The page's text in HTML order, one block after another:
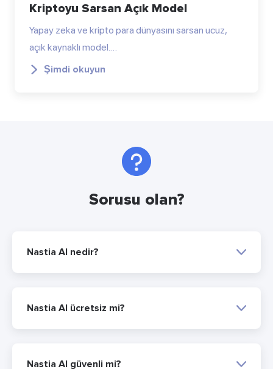
Kriptoyu Sarsan Açık Model
Yapay zeka ve kripto para dünyasını sarsan ucuz,
açık kaynaklı model.…
Şimdi okuyun
Sorusu olan?
Nastia AI nedir?
Nastia AI ücretsiz mi?
Nastia AI güvenli mi?